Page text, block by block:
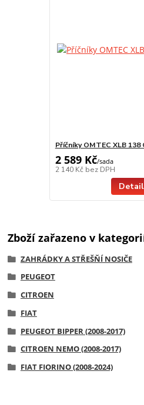
Příčníky OMTEC XLB 138
2 589 Kč/sada
2 140 Kč bez DPH
Detail
Zboží zařazeno v
ZAHRÁDKY A STŘEŠŇÍ NOSIČE
PEUGEOT
CITROEN
FIAT
PEUGEOT BIPPER (2008-2017)
CITROEN NEMO (2008-2017)
FIAT FIORINO (2008-2024)